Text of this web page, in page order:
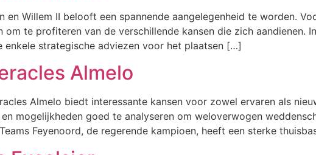
en Willem II belooft een spannende aangelegenheid te worden.
te profiteren van de verschillende kansen die zich aandienen.
enkele strategische adviezen voor het plaatsen […]
Almelo
Almelo biedt interessante kansen voor zowel ervaren als
mogelijkheden goed te analyseren om weloverwogen
Feyenoord, de regerende kampioen, heeft een sterke